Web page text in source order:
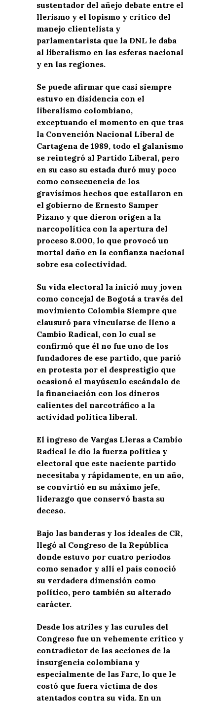
sustentador del añejo debate entre el
llerismo y el lopismo y crítico del
manejo clientelista y
parlamentarista que la DNL le daba
al liberalismo en las esferas nacional
y en las regiones.
Se puede afirmar que casi siempre
estuvo en disidencia con el
liberalismo colombiano,
exceptuando el momento en que tras
la Convención Nacional Liberal de
Cartagena de 1989, todo el galanismo
se reintegró al Partido Liberal, pero
en su caso su estada duró muy poco
como consecuencia de los
gravísimos hechos que estallaron en
el gobierno de Ernesto Samper
Pizano y que dieron origen a la
narcopolítica con la apertura del
proceso 8.000, lo que provocó un
mortal daño en la confianza nacional
sobre esa colectividad.
Su vida electoral la inició muy joven
como concejal de Bogotá a través del
movimiento Colombia Siempre que
clausuró para vincularse de lleno a
Cambio Radical, con lo cual se
confirmó que él no fue uno de los
fundadores de ese partido, que parió
en protesta por el desprestigio que
ocasionó el mayúsculo escándalo de
la financiación con los dineros
calientes del narcotráfico a la
actividad política liberal.
El ingreso de Vargas Lleras a Cambio
Radical le dio la fuerza política y
electoral que este naciente partido
necesitaba y rápidamente, en un año,
se convirtió en su máximo jefe,
liderazgo que conservó hasta su
deceso.
Bajo las banderas y los ideales de CR,
llegó al Congreso de la República
donde estuvo por cuatro periodos
como senador y allí el país conoció
su verdadera dimensión como
político, pero también su alterado
carácter.
Desde los atriles y las curules del
Congreso fue un vehemente crítico y
contradictor de las acciones de la
insurgencia colombiana y
especialmente de las Farc, lo que le
costó que fuera víctima de dos
atentados contra su vida. En un